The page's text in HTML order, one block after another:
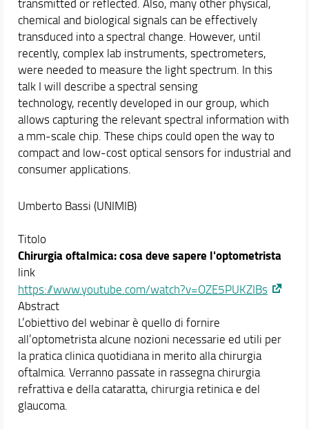
chemical and biological signals can be effectively
transduced into a spectral change. However, until
recently, complex lab instruments, spectrometers,
were needed to measure the light spectrum. In this
talk I will describe a spectral sensing
technology, recently developed in our group, which
allows capturing the relevant spectral information with
a mm-scale chip. These chips could open the way to
compact and low-cost optical sensors for industrial and
consumer applications.
Umberto Bassi (UNIMIB)
Titolo
Chirurgia oftalmica: cosa deve sapere l'optometrista
link
https://www.youtube.com/watch?v=OZE5PUKZIBs
Abstract
L’obiettivo del webinar è quello di fornire
all’optometrista alcune nozioni necessarie ed utili per
la pratica clinica quotidiana in merito alla chirurgia
oftalmica. Verranno passate in rassegna chirurgia
refrattiva e della cataratta, chirurgia retinica e del
glaucoma.